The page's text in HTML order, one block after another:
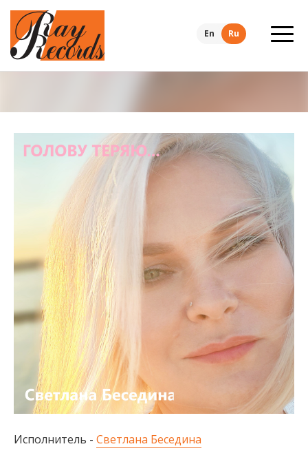
En Ru
Исполнитель - Светлана Беседина